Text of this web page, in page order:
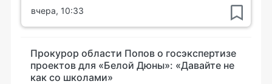
вчера, 10:33
Прокурор области Попов о госэкспертизе
проектов для «Белой Дюны»: «Давайте не
как со школами»